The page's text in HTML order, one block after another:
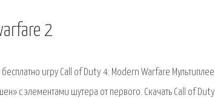
2
бесплатно игру Call of Duty 4: Modern Warfare
с элементами шутера от первого. Скачать Call of